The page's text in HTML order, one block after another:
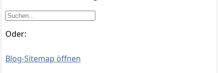
Oder:
Blog-Sitemap öffnen